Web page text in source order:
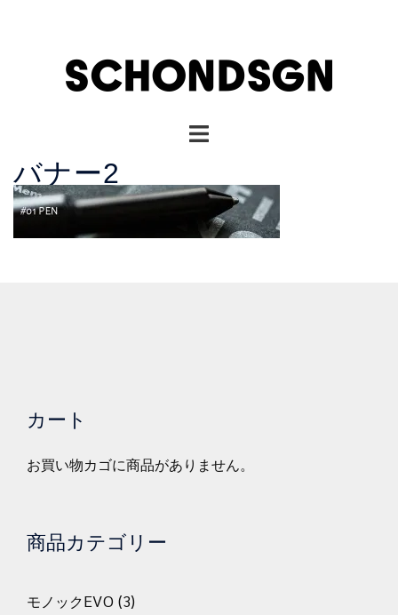
ト
メ
ュ
バナー2
カート
お買い物カゴに商品がありません。
商品カテゴリー
モノックEVO (3)